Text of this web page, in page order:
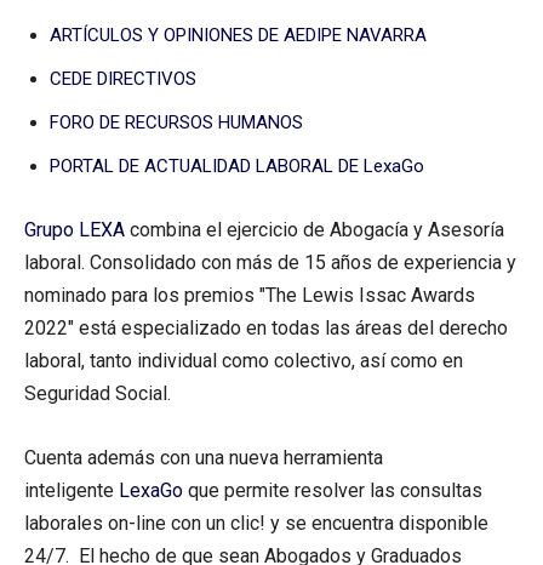
ARTÍCULOS Y OPINIONES DE AEDIPE NAVARRA
CEDE DIRECTIVOS
FORO DE RECURSOS HUMANOS
PORTAL DE ACTUALIDAD LABORAL DE LexaGo
Grupo LEXA combina el ejercicio de Abogacía y Asesoría
laboral. Consolidado con más de 15 años de experiencia y
nominado para los premios "The Lewis Issac Awards
2022" está especializado en todas las áreas del derecho
laboral, tanto individual como colectivo, así como en
Seguridad Social.
Cuenta además con una nueva herramienta
inteligente LexaGo que permite resolver las consultas
laborales on-line con un clic! y se encuentra disponible
24/7. El hecho de que sean Abogados y Graduados